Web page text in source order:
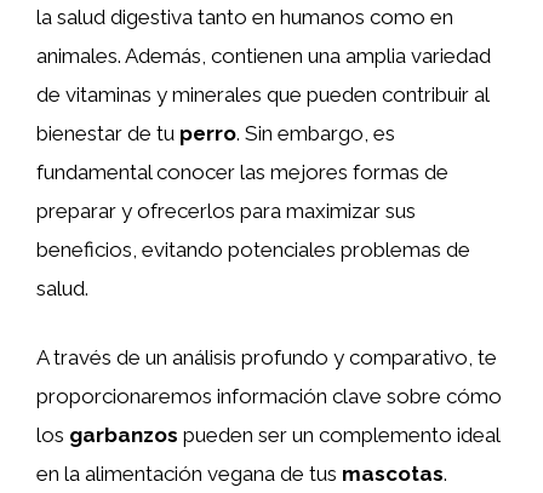
la salud digestiva tanto en humanos como en
animales. Además, contienen una amplia variedad
de vitaminas y minerales que pueden contribuir al
bienestar de tu perro. Sin embargo, es
fundamental conocer las mejores formas de
preparar y ofrecerlos para maximizar sus
beneficios, evitando potenciales problemas de
salud.
A través de un análisis profundo y comparativo, te
proporcionaremos información clave sobre cómo
los garbanzos pueden ser un complemento ideal
en la alimentación vegana de tus mascotas.